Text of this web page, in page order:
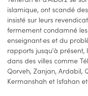
islamique, ont scandé
insisté sur leurs
fermement condamné
enseignant·es et du
rapports jusqu'à présent,
dans des villes comme
Qorveh, Zanjan, Ardabil,
Kermanshah et Isfahan